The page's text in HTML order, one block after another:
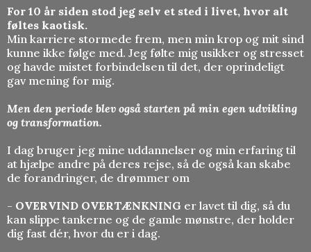
For 10 år siden stod jeg selv et sted i livet, hvor alt
føltes kaotisk.
Min karriere stormede frem, men min krop og mit sind
kunne ikke følge med. Jeg følte mig usikker og stresset
og havde mistet forbindelsen til det, der oprindeligt
gav mening for mig.
Men den periode blev også starten på min egen udvikling
og transformation.
I dag bruger jeg mine uddannelser og min erfaring til
at hjælpe andre på deres rejse, så de også kan skabe
de forandringer, de drømmer om
- OVERVIND OVERTÆNKNING er lavet til dig, så du
kan slippe tankerne og de gamle mønstre, der holder
dig fast dér, hvor du er i dag.